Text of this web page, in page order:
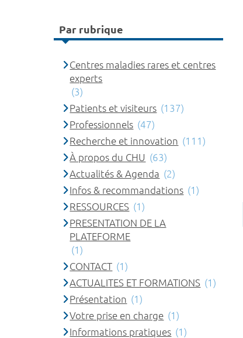
Par rubrique
Centres maladies rares et centres
experts
(3)
Patients et visiteurs (137)
Professionnels (47)
Recherche et innovation (111)
À propos du CHU (63)
Actualités & Agenda (2)
Infos & recommandations (1)
RESSOURCES (1)
PRESENTATION DE LA
PLATEFORME
(1)
CONTACT (1)
ACTUALITES ET FORMATIONS (1)
Présentation (1)
Votre prise en charge (1)
Informations pratiques (1)